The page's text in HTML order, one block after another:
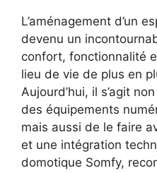
L’aménagement d’un
devenu un
confort, fonctionnalité
lieu de vie de plus en
Aujourd’hui, il s’agit
des équipements
mais aussi de le faire
et une intégration
domotique Somfy,